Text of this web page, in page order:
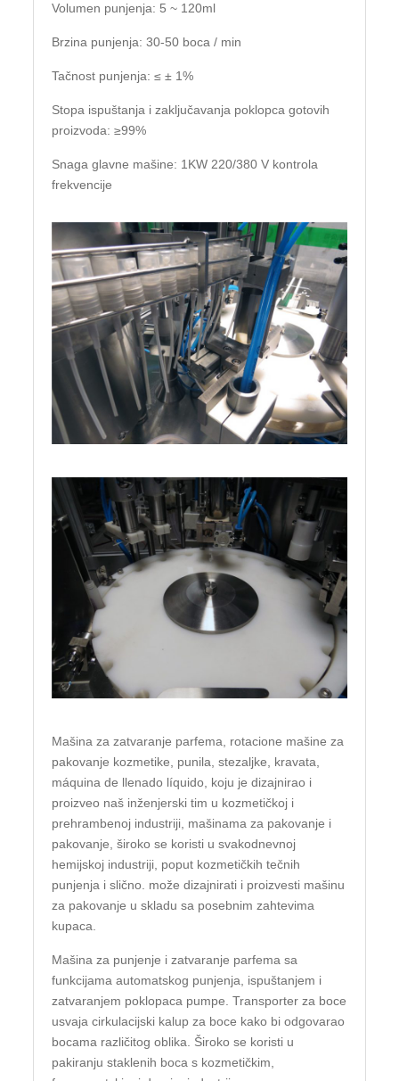
Volumen punjenja: 5 ~ 120ml
Brzina punjenja: 30-50 boca / min
Tačnost punjenja: ≤ ± 1%
Stopa ispuštanja i zaključavanja poklopca gotovih
proizvoda: ≥99%
Snaga glavne mašine: 1KW 220/380 V kontrola
frekvencije
Mašina za zatvaranje parfema, rotacione mašine za
pakovanje kozmetike, punila, stezaljke, kravata,
máquina de llenado líquido, koju je dizajnirao i
proizveo naš inženjerski tim u kozmetičkoj i
prehrambenoj industriji, mašinama za pakovanje i
pakovanje, široko se koristi u svakodnevnoj
hemijskoj industriji, poput kozmetičkih tečnih
punjenja i slično. može dizajnirati i proizvesti mašinu
za pakovanje u skladu sa posebnim zahtevima
kupaca.
Mašina za punjenje i zatvaranje parfema sa
funkcijama automatskog punjenja, ispuštanjem i
zatvaranjem poklopaca pumpe. Transporter za boce
usvaja cirkulacijski kalup za boce kako bi odgovarao
bocama različitog oblika. Široko se koristi u
pakiranju staklenih boca s kozmetičkim,